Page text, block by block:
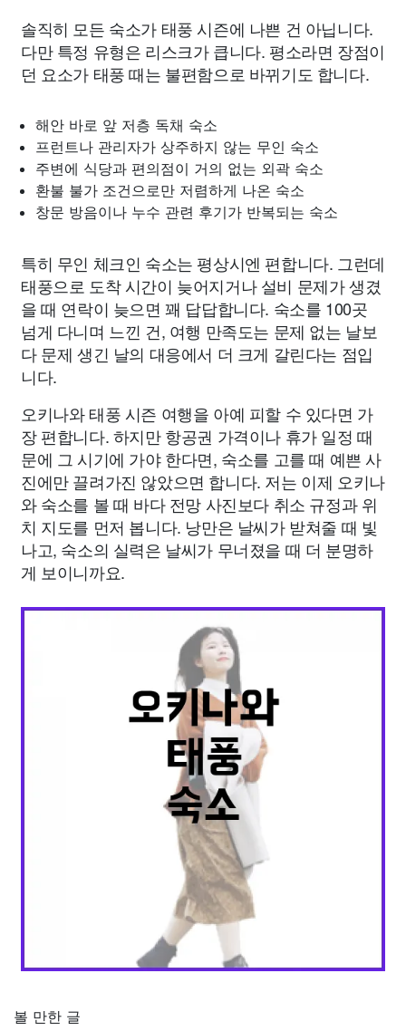
솔직히 모든 숙소가 태풍 시즌에 나쁜 건 아닙니다.
다만 특정 유형은 리스크가 큽니다. 평소라면 장점이
던 요소가 태풍 때는 불편함으로 바뀌기도 합니다.
해안 바로 앞 저층 독채 숙소
프런트나 관리자가 상주하지 않는 무인 숙소
주변에 식당과 편의점이 거의 없는 외곽 숙소
환불 불가 조건으로만 저렴하게 나온 숙소
창문 방음이나 누수 관련 후기가 반복되는 숙소
특히 무인 체크인 숙소는 평상시엔 편합니다. 그런데
태풍으로 도착 시간이 늦어지거나 설비 문제가 생겼
을 때 연락이 늦으면 꽤 답답합니다. 숙소를 100곳
넘게 다니며 느낀 건, 여행 만족도는 문제 없는 날보
다 문제 생긴 날의 대응에서 더 크게 갈린다는 점입
니다.
오키나와 태풍 시즌 여행을 아예 피할 수 있다면 가
장 편합니다. 하지만 항공권 가격이나 휴가 일정 때
문에 그 시기에 가야 한다면, 숙소를 고를 때 예쁜 사
진에만 끌려가진 않았으면 합니다. 저는 이제 오키나
와 숙소를 볼 때 바다 전망 사진보다 취소 규정과 위
치 지도를 먼저 봅니다. 낭만은 날씨가 받쳐줄 때 빛
나고, 숙소의 실력은 날씨가 무너졌을 때 더 분명하
게 보이니까요.
볼 만한 글